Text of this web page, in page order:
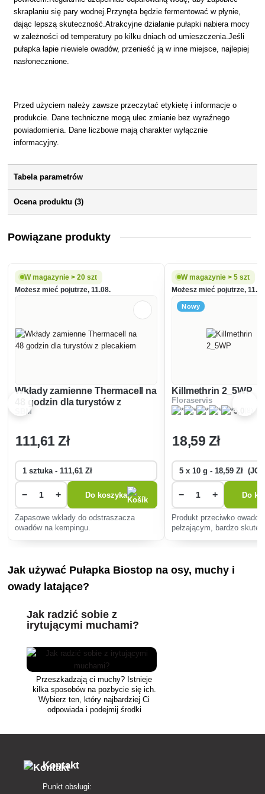
skraplaniu się pary wodnej.Przynęta będzie fermentować w płynie,
dając lepszą skuteczność.Atrakcyjne działanie pułapki nabiera mocy
w zależności od temperatury po kilku dniach od umieszczenia.Jeśli
pułapka łapie niewiele owadów, przenieść ją w inne miejsce, najlepiej
nasłonecznione.
Przed użyciem należy zawsze przeczytać etykietę i informacje o
produkcie. Dane techniczne mogą ulec zmianie bez wyraźnego
powiadomienia. Dane liczbowe mają charakter wyłącznie
informacyjny.
Tabela parametrów
Ocena produktu (3)
Powiązane produkty
W magazynie > 20 szt
Możesz mieć pojutrze, 11.08.
Wkłady zamienne Thermacell na
48 godzin dla turystów z
plecakiem
SBM
111,61 Zł
− + Do koszyka
Zapasowe wkłady do odstraszacza
owadów na kempingu.
W magazynie > 5 szt
Możesz mieć pojutrze,
Nowy
Killmethrin 2_5WP
Floraservis
5.0
18,59 Zł
− + Do
Produkt przeciwko
pełzającym, bardzo
Jak używać Pułapka Biostop na osy, muchy i
owady latające?
Jak radzić sobie z
irytującymi muchami?
Przeszkadzają ci muchy? Istnieje
kilka sposobów na pozbycie się ich.
Wybierz ten, który najbardziej Ci
odpowiada i podejmij środki
Kontakt
Punkt obsługi: